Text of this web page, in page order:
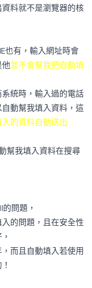
料就不是瀏覽器的核
也有，輸入網址時會
他並不會幫我把自動填
統時，輸入過的電話
動幫我填入資料，這
的資料自動送出
幫我填入資料在搜尋
問題，
的問題，且在安全性
而且自動填入若使用